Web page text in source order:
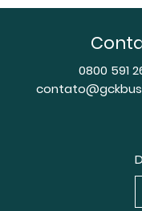
Brasileiro
0800 591